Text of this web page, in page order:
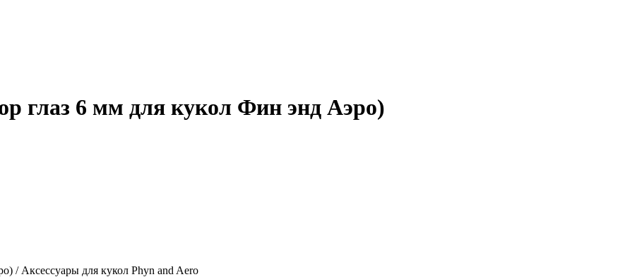
глаз 6 мм для кукол Фин энд Аэро)
/ Аксессуары для кукол Phyn and Aero